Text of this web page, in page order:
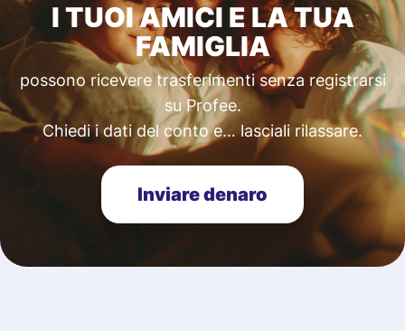
I TUOI AMICI E LA TUA
FAMIGLIA
possono ricevere trasferimenti senza registrarsi
su Profee.
Chiedi i dati del conto e… lasciali rilassare.
Inviare denaro